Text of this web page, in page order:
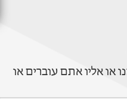
או אליו אתם עוברים או